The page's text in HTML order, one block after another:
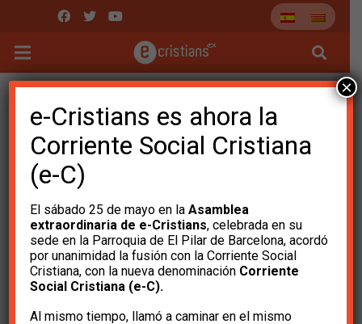
e-Cristians es ahora la
Corriente Social Cristiana
(e-C)
El sábado 25 de mayo en laAsamblea
extraordinaria de e-Cristians, celebrada en su
sede en la Parroquia de El Pilar de Barcelona, ​​acordó
por unanimidad la fusión con la Corriente Social
Cristiana, con la nueva denominación Corriente
Social Cristiana (e-C).
Al mismo tiempo, llamó a caminar en el mismo
×